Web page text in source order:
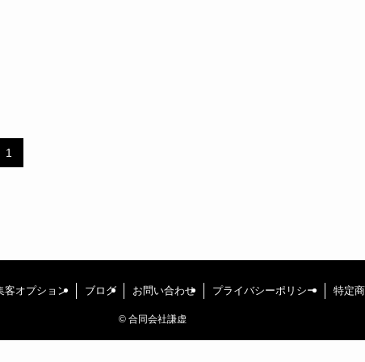
1
客オプション ブログ お問い合わせ プライバシーポリシー 特定
© 合同会社謙虚